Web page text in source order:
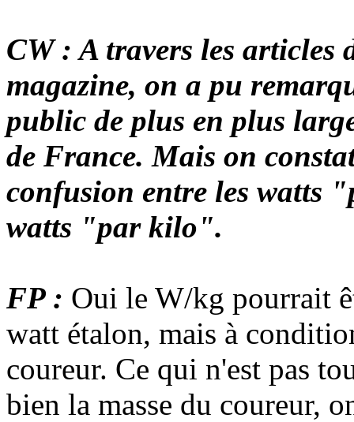
CW : A travers les articles
magazine, on a pu
public de plus en plus
de France. Mais on
confusion entre les watts
watts "par kilo".
FP : Oui le W/kg pourrait
watt étalon, mais à
coureur. Ce qui n'est pas
bien la masse du coureur,